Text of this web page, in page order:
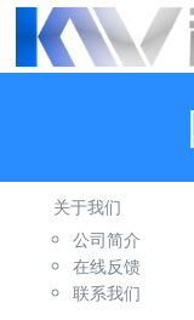
关于我们
公司简介
在线反馈
联系我们